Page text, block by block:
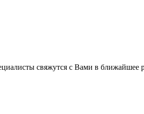
свяжутся с Вами в ближайшее